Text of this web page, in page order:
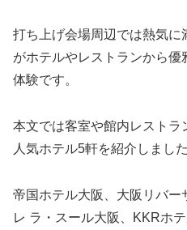
打ち上げ会場周辺では熱気
がホテルやレストランから
体験です。
本文では客室や館内レストラ
人気ホテル5軒を紹介しました
帝国ホテル大阪、大阪リバー
レ ラ・スール大阪、KKRホ